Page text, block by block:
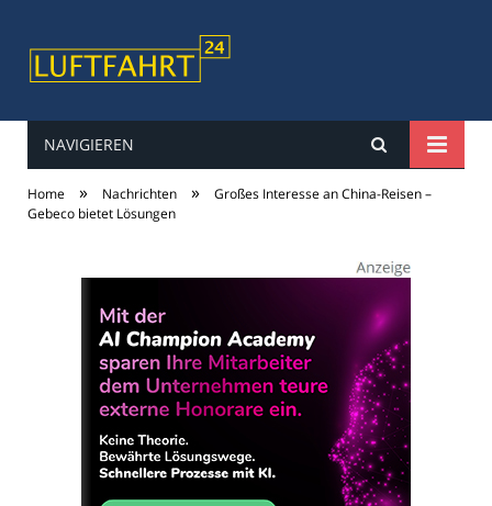
luftfahrt24
NAVIGIEREN
Home » Nachrichten »
Großes Interesse an China-Reisen –
Gebeco bietet Lösungen